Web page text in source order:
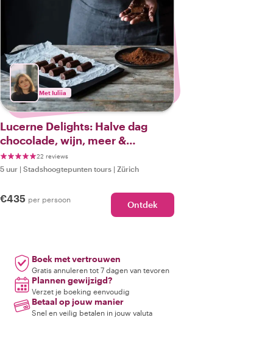
Met Iuliia
Lucerne Delights: Halve dag
chocolade, wijn, meer &
stadstour vanuit Zürich
22 reviews
5 uur | Stadshoogtepunten tours | Zürich
€435 per persoon Ontdek
Boek met vertrouwen
Gratis annuleren tot 7 dagen van tevoren
Plannen gewijzigd?
Verzet je boeking eenvoudig
Betaal op jouw manier
Snel en veilig betalen in jouw valuta